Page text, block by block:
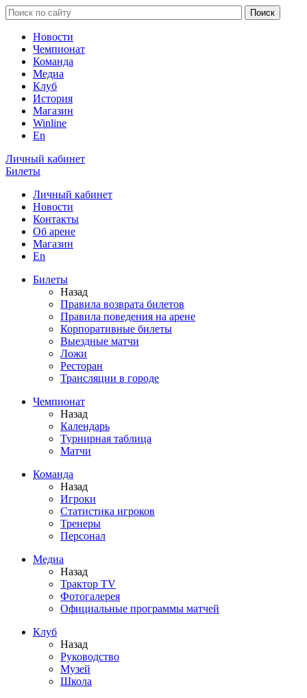
Новости
Чемпионат
Команда
Медиа
Клуб
История
Магазин
Winline
En
Личный кабинет
Билеты
Личный кабинет
Новости
Контакты
Об арене
Магазин
En
Билеты
Назад
Правила возврата билетов
Правила поведения на арене
Корпоративные билеты
Выездные матчи
Ложи
Ресторан
Трансляции в городе
Чемпионат
Назад
Календарь
Турнирная таблица
Матчи
Команда
Назад
Игроки
Статистика игроков
Тренеры
Персонал
Медиа
Назад
Трактор TV
Фотогалерея
Официальные программы матчей
Клуб
Назад
Руководство
Музей
Школа